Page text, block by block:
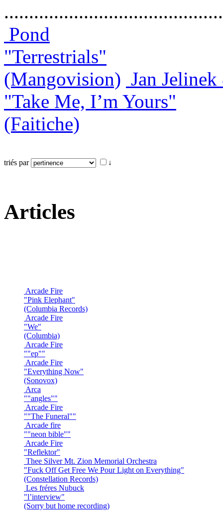
Pond
"Terrestrials"
(Mangovision) Jan
"Take Me, I’m Yours"
(Faitiche)
triés par ↓
Articles
Arcade Fire
"Pink Elephant"
(Columbia Records)
Arcade Fire
"We"
(Columbia)
Arcade Fire
""ep""
Arcade Fire
"Everything Now"
(Sonovox)
Arca
""angles""
Arcade Fire
""The Funeral""
Arcade fire
""neon bible""
Arcade Fire
"Reflektor"
Thee Silver Mt. Zion Memorial Orchestra
"Fuck Off Get Free We Pour Light on Everything"
(Constellation Records)
Les fréres Nubuck
"l’interview"
(Sorry but home recording)